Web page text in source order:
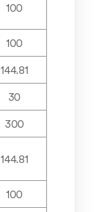
100
100
144.81
30
300
144.81
100